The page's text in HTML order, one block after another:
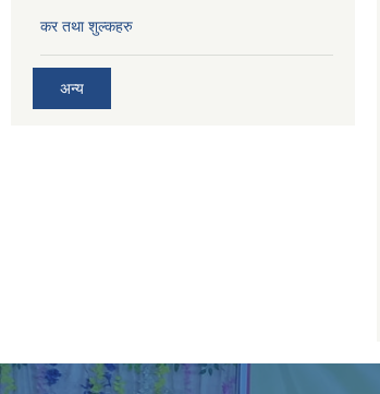
कर तथा शुल्कहरु
अन्य